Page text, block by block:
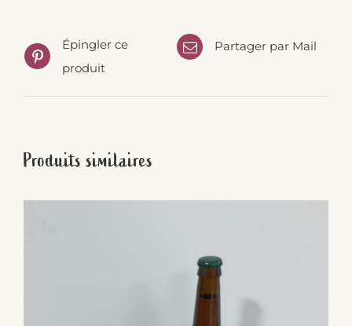
Épingler ce
produit
Partager par Mail
Produits similaires